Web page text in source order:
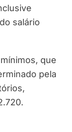
salário
que
pela